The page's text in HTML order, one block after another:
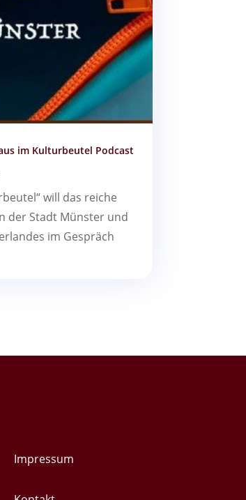
im Kulturbeutel Podcast
will das reiche
der Stadt Münster und
im Gespräch
Impressum